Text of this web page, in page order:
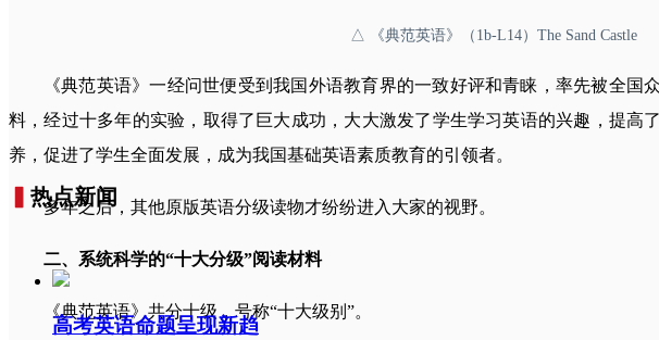
△ 《典范英语》（1b-L14）The Sand Castle
《典范英语》一经问世便受到我国外语教育界的一致好评和青睐，率先被全国
料，经过十多年的实验，取得了巨大成功，大大激发了学生学习英语的兴趣，提高
养，促进了学生全面发展，成为我国基础英语素质教育的引领者。
多年之后，其他原版英语分级读物才纷纷进入大家的视野。
二、系统科学的“十大分级”阅读材料
《典范英语》共分十级，号称“十大级别”。
热点新闻
高考英语命题呈现新趋